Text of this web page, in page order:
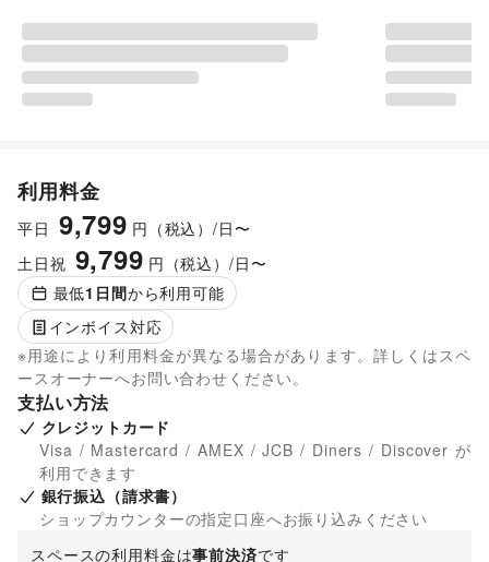
利用料金
平日 9,799 円（税込）/日〜
土日祝 9,799 円（税込）/日〜
最低1 日間から利用可能
インボイス対応
※用途により利用料金が異なる場合があります。詳しくはスペ
ースオーナーへお問い合わせください。
支払い方法
クレジットカード
Visa / Mastercard / AMEX / JCB / Diners / Discover が
利用できます
銀行振込（請求書）
ショップカウンターの指定口座へお振り込みください
スペースの利用料金は事前決済です